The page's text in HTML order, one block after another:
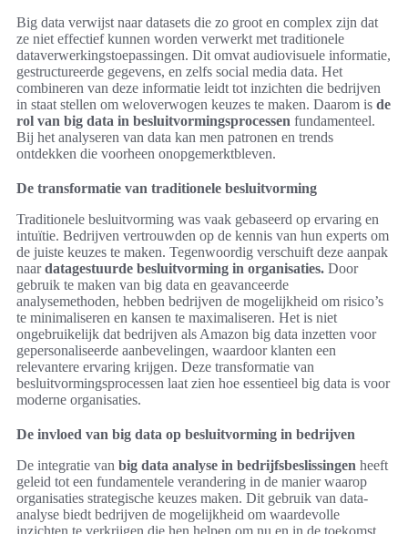
Big data verwijst naar datasets die zo groot en complex zijn dat
ze niet effectief kunnen worden verwerkt met traditionele
dataverwerkingstoepassingen. Dit omvat audiovisuele informatie,
gestructureerde gegevens, en zelfs social media data. Het
combineren van deze informatie leidt tot inzichten die bedrijven
in staat stellen om weloverwogen keuzes te maken. Daarom is de
rol van big data in besluitvormingsprocessen fundamenteel.
Bij het analyseren van data kan men patronen en trends
ontdekken die voorheen onopgemerktbleven.
De transformatie van traditionele besluitvorming
Traditionele besluitvorming was vaak gebaseerd op ervaring en
intuïtie. Bedrijven vertrouwden op de kennis van hun experts om
de juiste keuzes te maken. Tegenwoordig verschuift deze aanpak
naardatagestuurde besluitvorming in organisaties. Door
gebruik te maken van big data en geavanceerde
analysemethoden, hebben bedrijven de mogelijkheid om risico’s
te minimaliseren en kansen te maximaliseren. Het is niet
ongebruikelijk dat bedrijven als Amazon big data inzetten voor
gepersonaliseerde aanbevelingen, waardoor klanten een
relevantere ervaring krijgen. Deze transformatie van
besluitvormingsprocessen laat zien hoe essentieel big data is voor
moderne organisaties.
De invloed van big data op besluitvorming in bedrijven
De integratie van big data analyse in bedrijfsbeslissingen heeft
geleid tot een fundamentele verandering in de manier waarop
organisaties strategische keuzes maken. Dit gebruik van data-
analyse biedt bedrijven de mogelijkheid om waardevolle
inzichten te verkrijgen die hen helpen om nu en in de toekomst